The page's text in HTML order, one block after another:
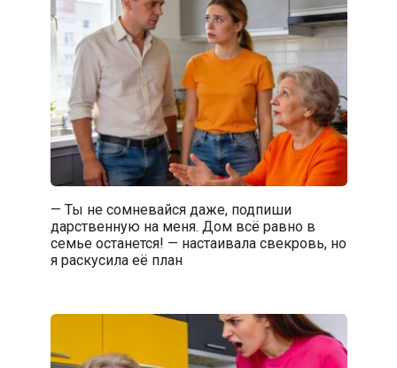
— Ты не сомневайся даже, подпиши
дарственную на меня. Дом всё равно в
семье останется! — настаивала свекровь, но
я раскусила её план